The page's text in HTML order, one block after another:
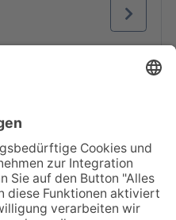
2026
7 8 9
14 15 16